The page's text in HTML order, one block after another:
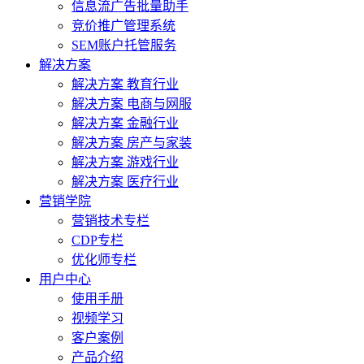
信息流广告批量助手
竞价推广管理系统
SEM账户托管服务
解决方案
解决方案 教育行业
解决方案 电商与网服
解决方案 金融行业
解决方案 房产与家装
解决方案 游戏行业
解决方案 医疗行业
营销学院
营销技术专栏
CDP专栏
优化师专栏
用户中心
使用手册
视频学习
客户案例
产品介绍